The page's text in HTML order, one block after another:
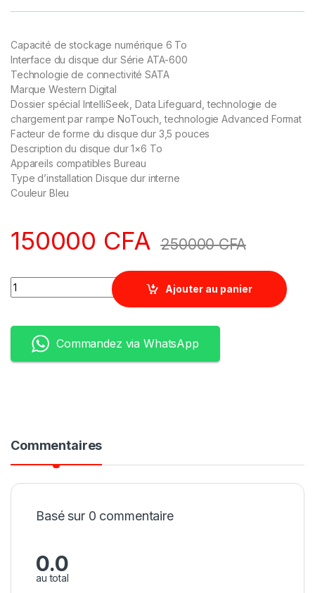
Capacité de stockage numérique 6 To
Interface du disque dur Série ATA-600
Technologie de connectivité SATA
Marque Western Digital
Dossier spécial IntelliSeek, Data Lifeguard, technologie de
chargement par rampe NoTouch, technologie Advanced Format
Facteur de forme du disque dur 3,5 pouces
Description du disque dur 1×6 To
Appareils compatibles Bureau
Type d’installation Disque dur interne
Couleur Bleu
150000 CFA 250000CFA
Quantity
Ajouter au panier
Commandez via WhatsApp
Commentaires
Basé sur 0 commentaire
0.0
au total